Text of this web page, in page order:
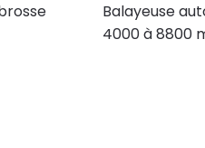
Balayeuse
4000 à 8800